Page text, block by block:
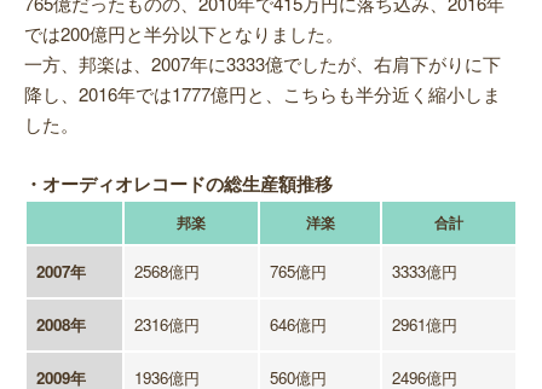
では200億円と半分以下となりました。
一方、邦楽は、2007年に3333億でしたが、右肩下がりに下
降し、2016年では1777億円と、こちらも半分近く縮小しま
した。
・オーディオレコードの総生産額推移
邦楽 洋楽 合計
2007年 2568億円 765億円 3333億円
2008年 2316億円 646億円 2961億円
2009年 1936億円 560億円 2496億円